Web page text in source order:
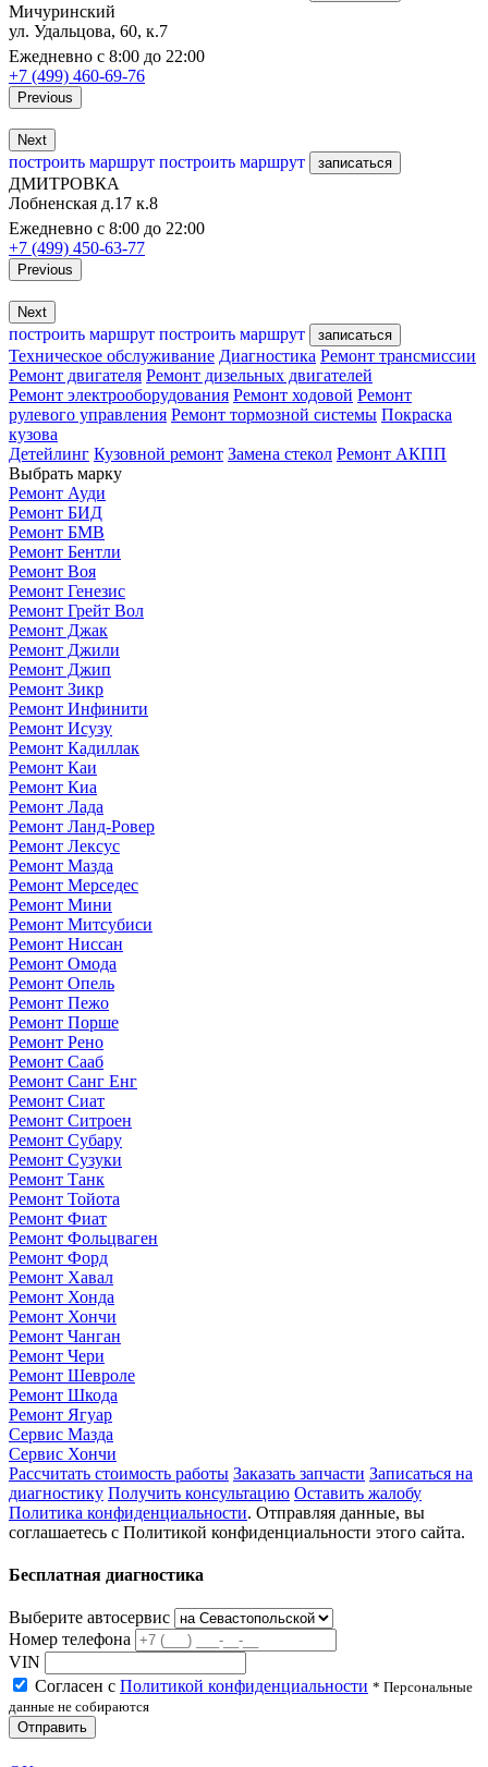
Мичуринский
ул. Удальцова, 60, к.7
Ежедневно с 8:00 до 22:00
+7 (499) 460-69-76
Previous
Next
построить маршрут построить маршрут записаться
ДМИТРОВКА
Лобненская д.17 к.8
Ежедневно с 8:00 до 22:00
+7 (499) 450-63-77
Previous
Next
построить маршрут построить маршрут записаться
Техническое обслуживание Диагностика Ремонт трансмиссии
Ремонт двигателя Ремонт дизельных двигателей
Ремонт электрооборудования Ремонт ходовой Ремонт
рулевого управления Ремонт тормозной системы Покраска
кузова
Детейлинг Кузовной ремонт Замена стекол Ремонт АКПП
Выбрать марку
Ремонт Ауди
Ремонт БИД
Ремонт БМВ
Ремонт Бентли
Ремонт Воя
Ремонт Генезис
Ремонт Грейт Вол
Ремонт Джак
Ремонт Джили
Ремонт Джип
Ремонт Зикр
Ремонт Инфинити
Ремонт Исузу
Ремонт Кадиллак
Ремонт Каи
Ремонт Киа
Ремонт Лада
Ремонт Ланд-Ровер
Ремонт Лексус
Ремонт Мазда
Ремонт Мерседес
Ремонт Мини
Ремонт Митсубиси
Ремонт Ниссан
Ремонт Омода
Ремонт Опель
Ремонт Пежо
Ремонт Порше
Ремонт Рено
Ремонт Сааб
Ремонт Санг Енг
Ремонт Сиат
Ремонт Ситроен
Ремонт Субару
Ремонт Сузуки
Ремонт Танк
Ремонт Тойота
Ремонт Фиат
Ремонт Фольцваген
Ремонт Форд
Ремонт Хавал
Ремонт Хонда
Ремонт Хончи
Ремонт Чанган
Ремонт Чери
Ремонт Шевроле
Ремонт Шкода
Ремонт Ягуар
Сервис Мазда
Сервис Хончи
Рассчитать стоимость работы Заказать запчасти Записаться на
диагностику Получить консультацию Оставить жалобу
Политика конфиденциальности. Отправляя данные, вы
соглашаетесь с Политикой конфиденциальности этого сайта.
Бесплатная диагностика
Выберите автосервис
Номер телефона
VIN
Согласен с Политикой конфиденциальности * Персональные
данные не собираются
Отправить